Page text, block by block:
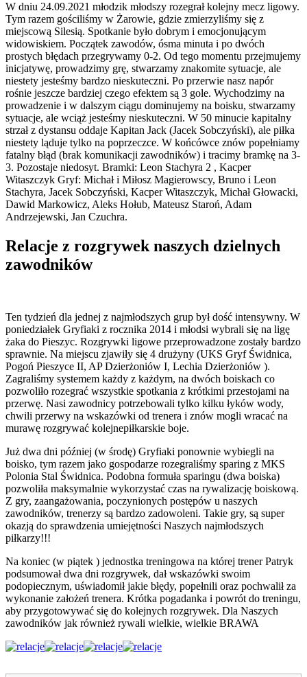
W dniu 24.09.2021 młodzik młodszy rozegrał kolejny mecz ligowy.
Tym razem gościliśmy w Żarowie, gdzie zmierzyliśmy się z
miejscową Silesią. Spotkanie było dobrym i emocjonującym
widowiskiem. Początek zawodów, ósma minuta i po dwóch
prostych błędach przegrywamy 0-2. Od tego momentu przejmujemy
inicjatywę, prowadzimy grę, stwarzamy znakomite sytuacje, ale
niestety jesteśmy bardzo nieskuteczni. Po przerwie nasz napór
rośnie jeszcze bardziej czego efektem są 3 gole. Wychodzimy na
prowadzenie i w dalszym ciągu dominujemy na boisku, stwarzamy
sytuacje, ale wciąż jesteśmy nieskuteczni. W 50 minucie kapitalny
strzał z dystansu oddaje Kapitan Jack (Jacek Sobczyński), ale piłka
niestety ląduje tylko na poprzeczce. W końcówce znów popełniamy
fatalny błąd (brak komunikacji zawodników) i tracimy bramkę na 3-
3. Pozostaje niedosyt. Bramki: Leon Stachyra 2 , Kacper
Witaszczyk Gryf: Michał i Miłosz Magierowscy, Bruno i Leon
Stachyra, Jacek Sobczyński, Kacper Witaszczyk, Michał Głowacki,
Dawid Markowicz, Aleks Hołub, Mateusz Staroń, Adam
Andrzejewski, Jan Czuchra.
Relacje z rozgrywek naszych dzielnych
zawodników
Ten tydzień dla jednej z najmłodszych grup był dość intensywny. W
poniedziałek Gryfiaki z rocznika 2014 i młodsi wybrali się na ligę
żaka do Pieszyc. Rozgrywki ligowe przeprowadzone zostały bardzo
sprawnie. Na miejscu zjawiły się 4 drużyny (UKS Gryf Świdnica,
Pogoń Pieszyce II, AP Dzierżoniów I, Lechia Dzierżoniów ).
Zagraliśmy systemem każdy z każdym, na dwóch boiskach co
pozwoliło rozegrać wszystkie spotkania z krótkimi przestojami na
przerwę. Nasi zawodnicy potrzebowali tylko kilku łyków wody,
chwili przerwy na wskazówki od trenera i znów mogli wracać na
murawę rozgrywać kolejnepiłkarskie boje.
Już dwa dni później (w środę) Gryfiaki ponownie wybiegli na
boisko, tym razem jako gospodarze rozegraliśmy sparing z MKS
Polonia Stal Świdnica. Podobna formuła sparingu (dwa boiska)
pozwoliła maksymalnie wykorzystać czas na rywalizację boiskową.
Z gry, zaangażowania, poczynionych postępów u naszych
zawodników, trenerzy są bardzo zadowoleni. Takie gry, są super
okazją do sprawdzenia umiejętności Naszych najmłodszych
piłkarzy!!!
Na koniec (w piątek ) jednostka treningowa na której trener Patryk
podsumował dwa dni rozgrywek, dał wskazówki swoim
podopiecznym, uświadomił jakie błędy, popełnili oraz pochwalił za
wykonanie założeń trenera. Krótka pogadanka i powrót do treningu,
aby przygotowywać się do kolejnych rozgrywek. Dla Naszych
zawodników jak również rywali wielkie, wielkie BRAWA